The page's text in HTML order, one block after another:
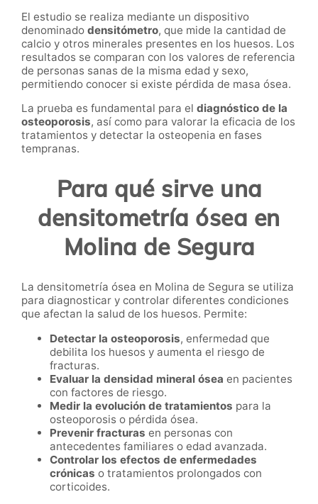
El estudio se realiza mediante un dispositivo
denominado densitómetro, que mide la cantidad de
calcio y otros minerales presentes en los huesos. Los
resultados se comparan con los valores de referencia
de personas sanas de la misma edad y sexo,
permitiendo conocer si existe pérdida de masa ósea.
La prueba es fundamental para el diagnóstico de la
osteoporosis, así como para valorar la eficacia de los
tratamientos y detectar la osteopenia en fases
tempranas.
Para qué sirve una
densitometría ósea en
Molina de Segura
La densitometría ósea en Molina de Segura se utiliza
para diagnosticar y controlar diferentes condiciones
que afectan la salud de los huesos. Permite:
Detectar la osteoporosis, enfermedad que
debilita los huesos y aumenta el riesgo de
fracturas.
Evaluar la densidad mineral ósea en pacientes
con factores de riesgo.
Medir la evolución de tratamientos para la
osteoporosis o pérdida ósea.
Prevenir fracturas en personas con
antecedentes familiares o edad avanzada.
Controlar los efectos de enfermedades
crónicas o tratamientos prolongados con
corticoides.